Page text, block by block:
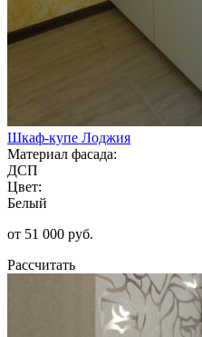
Шкаф-купе Лоджия
Материал фасада:
ДСП
Цвет:
Белый
от 51 000 руб.
Рассчитать